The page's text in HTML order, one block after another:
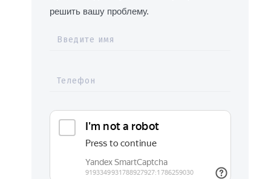
решить вашу проблему.
Введите имя
Телефон